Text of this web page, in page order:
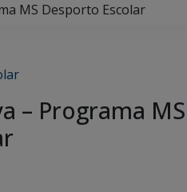
MS Desporto Escolar
– Programa MS